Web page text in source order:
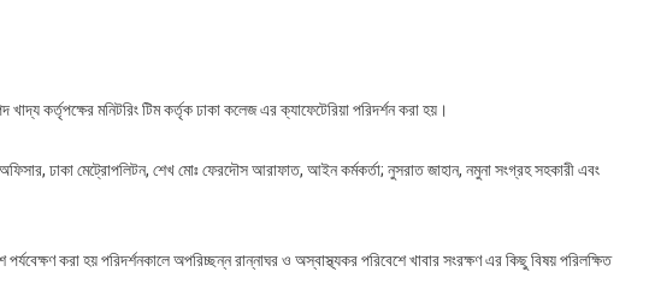
ঢাকা
ক্যাফেটেরিয়া
কর্তৃপক্ষের মনিটরিং টিম কর্তৃক ঢাকা কলেজ এর ক্যাফেটেরিয়া পরিদর্শন করা হয়।
অফিসার, ঢাকা মেট্রোপলিটন, শেখ মোঃ ফেরদৌস আরাফাত, আইন কর্মকর্তা; নুসরাত জাহান, নমুনা সংগ্রহ সহকারী এবং
পর্যবেক্ষণ করা হয় পরিদর্শনকালে অপরিচ্ছন্ন রান্নাঘর ও অস্বাস্থ্যকর পরিবেশে খাবার সংরক্ষণ এর কিছু বিষয় পরিলক্ষিত